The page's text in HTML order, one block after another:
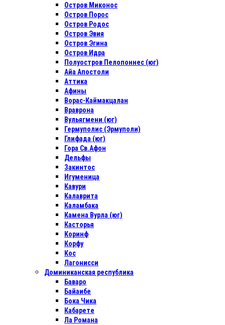
Остров Миконос
Остров Порос
Остров Родос
Остров Эвия
Остров Эгина
Остров Идра
Полуостров Пелопоннес (юг)
Айа Апостоли
Аттика
Афины
Ворас-Каймакцалан
Враврона
Вульягмени (юг)
Гермуполис (Эрмуполи)
Глифада (юг)
Гора Св.Афон
Дельфы
Закинтос
Игуменица
Кавури
Калаврита
Каламбака
Камена Вурла (юг)
Касторья
Коринф
Корфу
Кос
Лагонисси
Доминиканская республика
Баваро
Байаибе
Бока Чика
Кабарете
Ла Романа